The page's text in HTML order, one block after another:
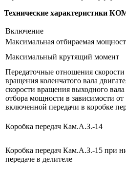
Технические характеристики
Включение
Максимальная отбираемая
Максимальный крутящий момент
Передаточные отношения скорости
вращения коленчатого вала
скорости вращения выходного
отбора мощности в зависимости от
включенной передачи в коробке
Коробка передач Кам.А.З.-14
Коробка передач Кам.А.З.-15 при
передаче в делителе